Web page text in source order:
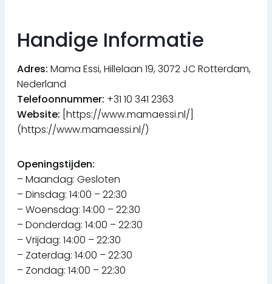
Handige Informatie
Adres: Mama Essi, Hillelaan 19, 3072 JC Rotterdam,
Nederland
Telefoonnummer: +31 10 341 2363
Website: [https://www.mamaessi.nl/]
(https://www.mamaessi.nl/)
Openingstijden:
– Maandag: Gesloten
– Dinsdag: 14:00 – 22:30
– Woensdag: 14:00 – 22:30
– Donderdag: 14:00 – 22:30
– Vrijdag: 14:00 – 22:30
– Zaterdag: 14:00 – 22:30
– Zondag: 14:00 – 22:30